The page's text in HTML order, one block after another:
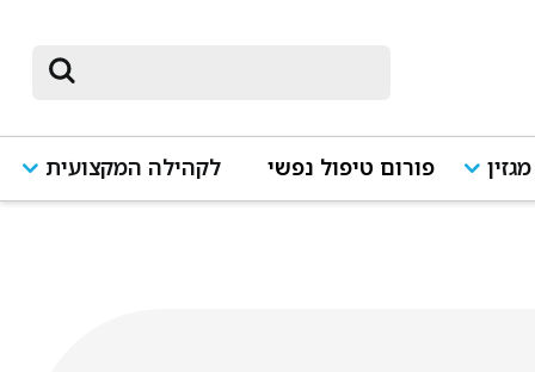
מגזין פורום טיפול נפשי לקהילה המקצועית